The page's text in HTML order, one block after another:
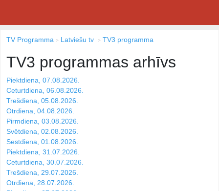
TV Programma Latviešu tv TV3 programma
TV3 programmas arhīvs
Piektdiena, 07.08.2026.
Ceturtdiena, 06.08.2026.
Trešdiena, 05.08.2026.
Otrdiena, 04.08.2026.
Pirmdiena, 03.08.2026.
Svētdiena, 02.08.2026.
Sestdiena, 01.08.2026.
Piektdiena, 31.07.2026.
Ceturtdiena, 30.07.2026.
Trešdiena, 29.07.2026.
Otrdiena, 28.07.2026.